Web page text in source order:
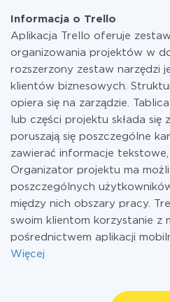
Informacja o Trello
Aplikacja Trello oferuje
organizowania projektów w
rozszerzony zestaw narzędzi
klientów biznesowych.
opiera się na zarządzie.
lub części projektu składa się
poruszają się poszczególne
zawierać informacje tekstowe,
Organizator projektu ma
poszczególnych
między nich obszary pracy.
swoim klientom korzystanie z
pośrednictwem aplikacji
Więcej